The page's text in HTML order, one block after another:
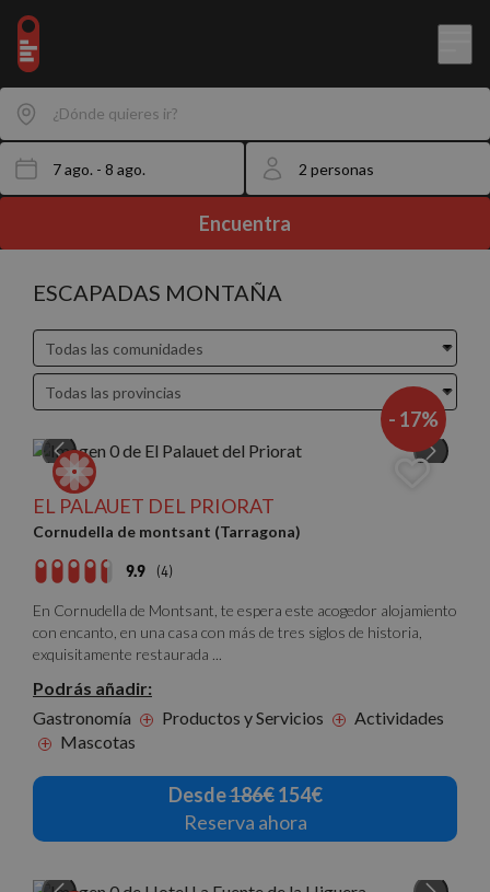
¿Dónde quieres ir?
Encuentra
ESCAPADAS MONTAÑA
- 17%
EL PALAUET DEL PRIORAT
Cornudella de montsant (Tarragona)
9.9 (4)
En Cornudella de Montsant, te espera este acogedor alojamiento
con encanto, en una casa con más de tres siglos de historia,
exquisitamente restaurada ...
Podrás añadir:
Gastronomía
+ Productos y Servicios + Actividades
+ Mascotas
Desde186€154€
Reserva ahora